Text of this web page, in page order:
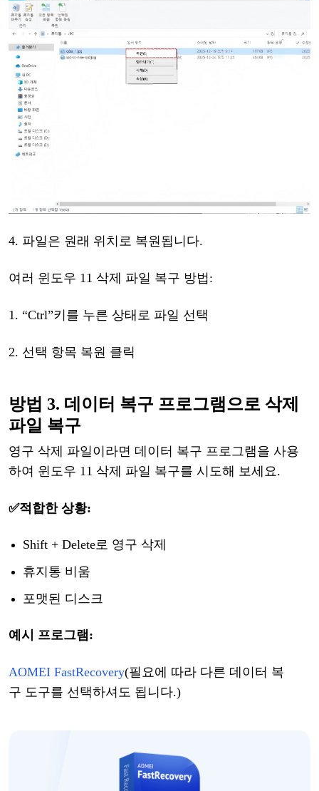
4. 파일은 원래 위치로 복원됩니다.
여러 윈도우 11 삭제 파일 복구 방법 :
1. “Ctrl”키를 누른 상태로 파일 선택
2. 선택 항목 복원 클릭
방법 3. 데이터 복구 프로그램으로 삭제
파일 복구
영구 삭제 파일이라면 데이터 복구 프로그램을 사용
하여 윈도우 11 삭제 파일 복구를 시도해 보세요.
✅적합한 상황:
Shift + Delete로 영구 삭제
휴지통 비움
포맷된 디스크
예시 프로그램:
AOMEI FastRecovery(필요에 따라 다른 데이터 복
구 도구를 선택하셔도 됩니다.)